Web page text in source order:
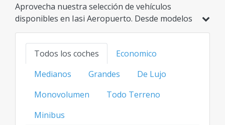
Aprovecha nuestra selección de vehículos
disponibles en Iasi Aeropuerto. Desde modelos
económicos e híbridos hasta opciones
familiares, SUV o de lujo, encuentra tu opción
ideal al mejor precio transparente para cada
categoría.
Todos los coches
Economico
Medianos
Grandes
De Lujo
Monovolumen
Todo Terreno
Minibus